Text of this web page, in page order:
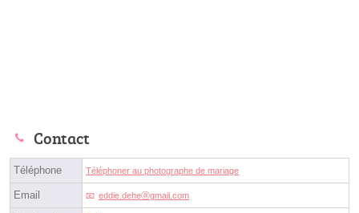
Contact
Téléphone Téléphoner au photographe de mariage
Email eddie.deheⓐgmail.com